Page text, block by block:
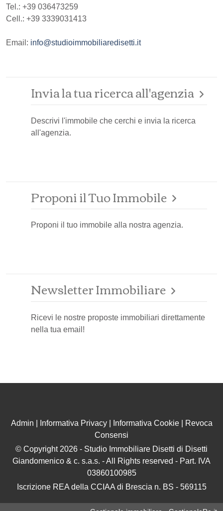
Tel.: +39 036473259
Cell.: +39 3339031413
Email: info@studioimmobiliaredisetti.it
Invia la tua ricerca all'agenzia
Descrivi l'immobile che cerchi e invia la ricerca
all'agenzia.
Proponi il Tuo Immobile
Proponi il tuo immobile alla nostra agenzia.
Newsletter Immobiliare
Ricevi le nostre proposte immobiliari direttamente
nella tua email!
Admin Informativa Privacy| Informativa Cookie|
Revoca
Consensi
© Copyright 2026 - Studio Immobiliare Disetti di Disetti
Giandomenico & c. s.a.s. - All Rights reserved - Part. IVA
03860100985
Iscrizione REA della CCIAA di Brescia n. BS - 569115